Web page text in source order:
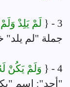
3 - { لَمْ يَلِدْ
جملة "لم يلد"
4 - { وَلَمْ يَكُنْ
"أحد": اسم